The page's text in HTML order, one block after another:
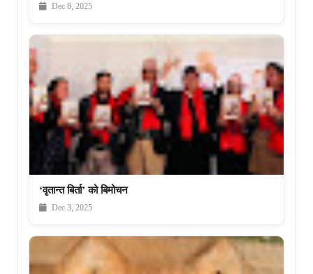
Dec 8, 2025
‘वृतान्त बिर्ता’ को बिमोचन
Dec 3, 2025